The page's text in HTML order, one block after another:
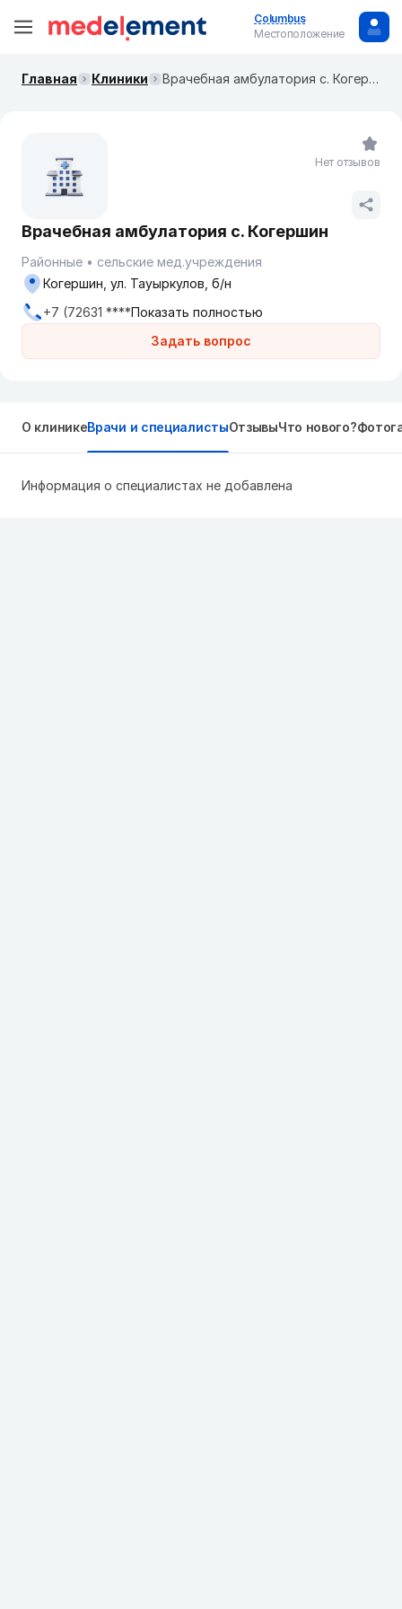
Columbus
Местоположение
Главная Клиники Врачебная амбулатория с. Когершин
Врачебная амбулатория с. Когершин
Районные сельские мед.учреждения
Задать вопрос
Когершин, ул. Тауыркулов, б/н
+7 (72631 ****Показать полностью
Нет отзывов
О клиникеВрачи и специалистыОтзывыЧто нового?
Информация о специалистах не добавлена